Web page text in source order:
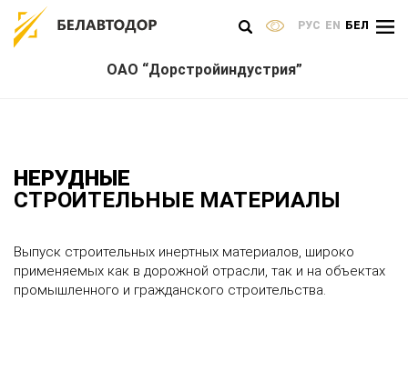
РУС EN БЕЛ
ОАО “Дорстройиндустрия”
НЕРУДНЫЕ
СТРОИТЕЛЬНЫЕ МАТЕРИАЛЫ
Выпуск строительных инертных материалов, широко
применяемых как в дорожной отрасли, так и на объектах
промышленного и гражданского строительства.